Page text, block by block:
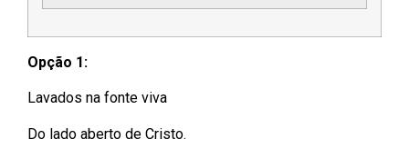
Opção 1:
Lavados na fonte viva
Do lado aberto de Cristo.